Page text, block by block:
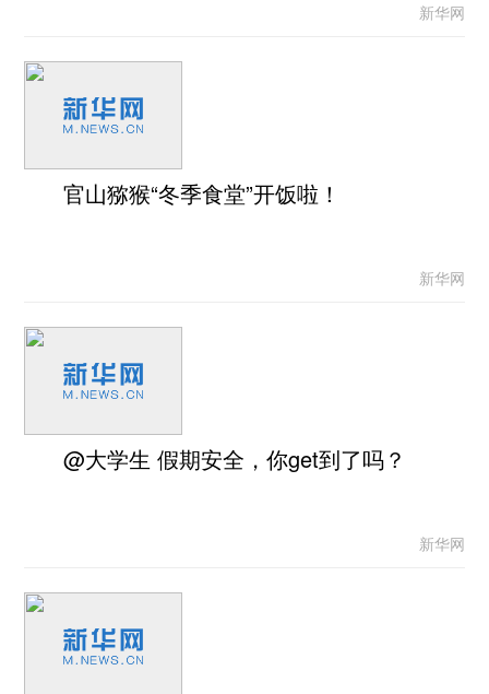
新华网
官山猕猴“冬季食堂”开饭啦！
新华网
@大学生 假期安全，你get到了吗？
新华网